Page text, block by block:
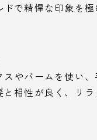
ドで精悍な印象を
やバームを使い
相性が良く、リ